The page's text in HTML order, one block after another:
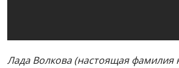
Лада Волкова (настоящая фамилия